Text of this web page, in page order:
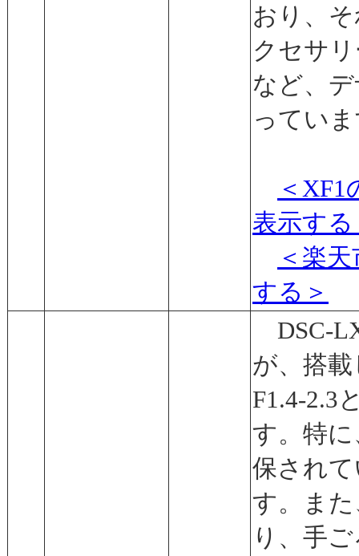
おり、
クセサ
など、
ってい
＜
表示する
＜楽
する＞
DSC-
が、搭
F1.4-2.3
す。特
保され
す。ま
り、手